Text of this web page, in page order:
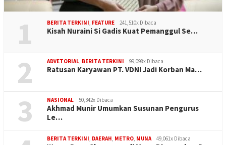
1 BERITA TERKINI, FEATURE 241,510x Dibaca
Kisah Nuraini Si Gadis Kuat Pemanggul Se…
2 ADVETORIAL, BERITA TERKINI 99,098x Dibaca
Ratusan Karyawan PT. VDNI Jadi Korban Ma…
3 NASIONAL 50,342x Dibaca
Akhmad Munir Umumkan Susunan Pengurus
Le…
BERITA TERKINI, DAERAH, METRO, MUNA 49,061x Dibaca